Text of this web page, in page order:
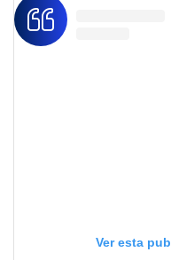
Ver esta